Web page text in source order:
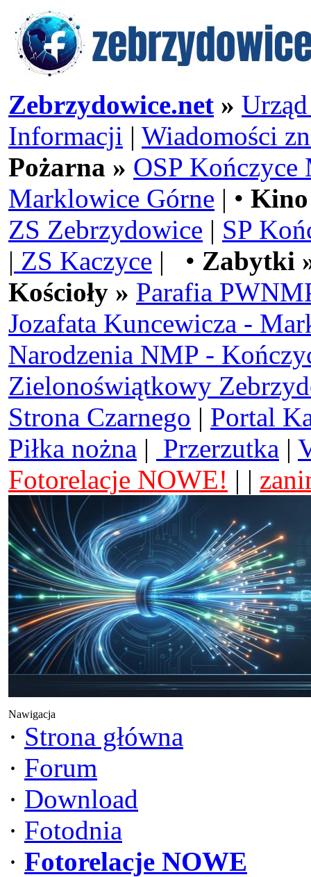
Zebrzydowice.net »
Informacji | Wiadomości
Pożarna » OSP Kończyce
Marklowice Górne | •
ZS Zebrzydowice | SP
| ZS Kaczyce | • Zabytki
Kościoły » Parafia
Jozafata Kuncewicza -
Narodzenia NMP -
Zielonoświątkowy
Strona Czarnego | Portal
Piłka nożna | Przerzutka |
Fotorelacje NOWE! | |
Nawigacja
· Strona główna
· Forum
· Download
· Fotodnia
· Fotorelacje NOWE